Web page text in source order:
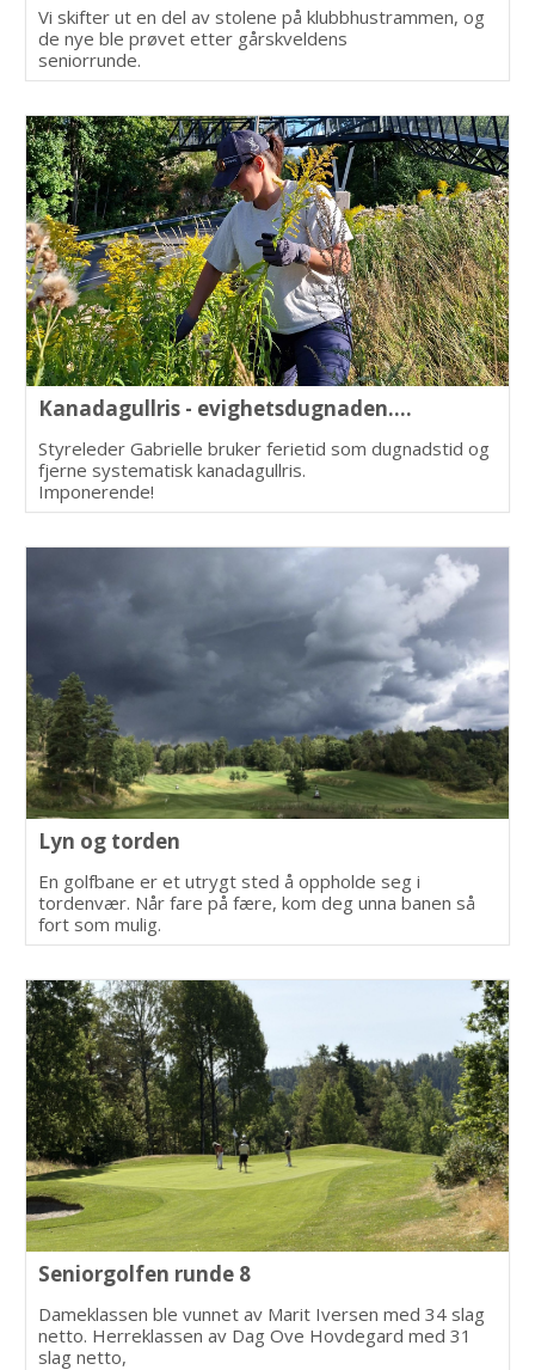
Vi skifter ut en del av stolene på klubbhustrammen, og
de nye ble prøvet etter gårskveldens
seniorrunde.
Kanadagullris - evighetsdugnaden....
Styreleder Gabrielle bruker ferietid som dugnadstid og
fjerne systematisk kanadagullris.
Imponerende!
Lyn og torden
En golfbane er et utrygt sted å oppholde seg i
tordenvær. Når fare på fære, kom deg unna banen så
fort som mulig.
Seniorgolfen runde 8
Dameklassen ble vunnet av Marit Iversen med 34 slag
netto. Herreklassen av Dag Ove Hovdegard med 31
slag netto,